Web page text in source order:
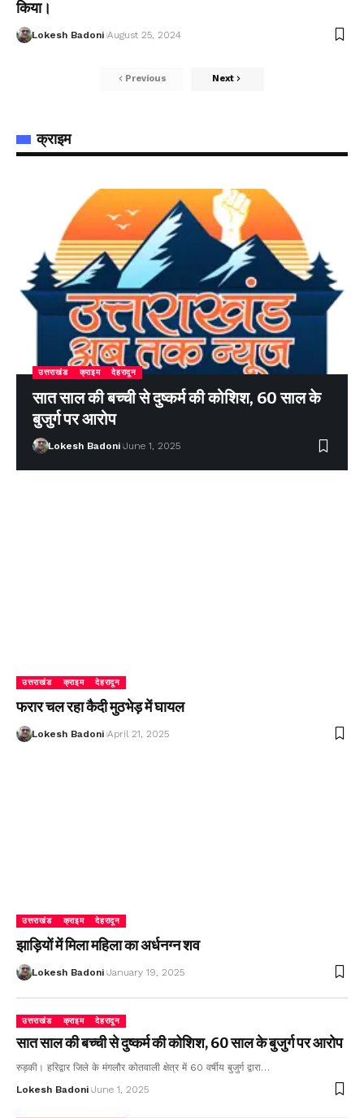
किया।
Lokesh Badoni August 25, 2024
Previous Next
क्राइम
उत्तराखंड क्राइम देहरादून
सात साल की बच्ची से दुष्कर्म की कोशिश, 60 साल के
बुजुर्ग पर आरोप
Lokesh Badoni June 1, 2025
उत्तराखंड क्राइम देहरादून
फरार चल रहा कैदी मुठभेड़ में घायल
Lokesh Badoni April 21, 2025
उत्तराखंड क्राइम देहरादून
झाड़ियों में मिला महिला का अर्धनग्न शव
Lokesh Badoni January 19, 2025
उत्तराखंड क्राइम देहरादून
सात साल की बच्ची से दुष्कर्म की कोशिश, 60 साल के बुजुर्ग पर आरोप
रुड़की। हरिद्वार जिले के मंगलौर कोतवाली क्षेत्र में 60 वर्षीय बुजुर्ग द्वारा…
Lokesh Badoni June 1, 2025